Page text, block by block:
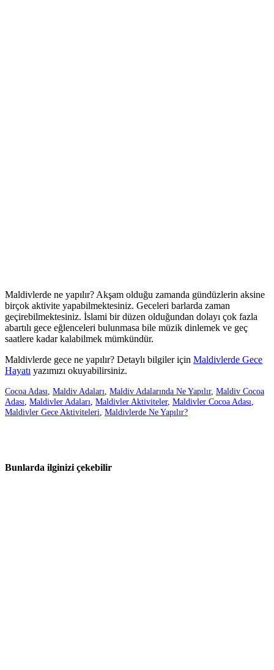
Maldivlerde ne yapılır? Akşam olduğu zamanda gündüzlerin aksine
birçok aktivite yapabilmektesiniz. Geceleri barlarda zaman
geçirebilmektesiniz. İslami bir düzen olduğundan dolayı çok fazla
abartılı gece eğlenceleri bulunmasa bile müzik dinlemek ve geç
saatlere kadar kalabilmek mümkündür.
Maldivlerde gece ne yapılır? Detaylı bilgiler için Maldivlerde Gece
Hayatı yazımızı okuyabilirsiniz.
Cocoa Adası Maldiv Adaları Maldiv Adalarında Ne Yapılır, Maldiv Cocoa
Adası Maldivler Adaları Maldivler Aktiviteler, Maldivler Cocoa Adası
Maldivler Gece Aktiviteleri Maldivlerde Ne Yapılır?
Bunlarda ilginizi çekebilir